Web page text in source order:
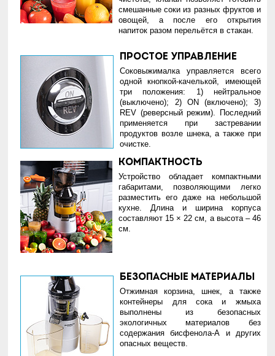
смешанные соки из разных фруктов и
овощей, а после его открытия
напиток разом перельётся в стакан.
Простое управление
Соковыжималка управляется всего
одной кнопкой-качелькой, имеющей
три положения: 1) нейтральное
(выключено); 2) ON (включено); 3)
REV (реверсный режим). Последний
применяется при застревании
продуктов возле шнека, а также при
очистке.
Компактность
Устройство обладает компактными
габаритами, позволяющими легко
разместить его даже на небольшой
кухне. Длина и ширина корпуса
составляют 15 × 22 см, а высота – 46
см.
Безопасные материалы
Отжимная корзина, шнек, а также
контейнеры для сока и жмыха
выполнены из безопасных
экологичных материалов без
содержания бисфенола-А и других
опасных веществ.